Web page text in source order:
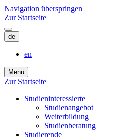
Navigation überspringen
Zur Startseite
de
en
Menü
Zur Startseite
Studieninteressierte
Studienangebot
Weiterbildung
Studien­beratung
Studierende